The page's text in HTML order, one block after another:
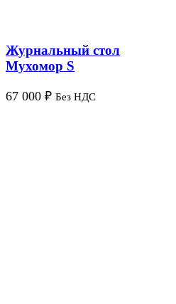
Журнальный стол
Мухомор S
67 000 ₽ Без НДС